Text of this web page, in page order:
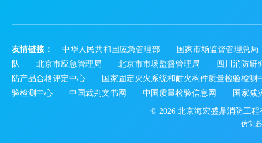
友情链接： 中华人民共和国应急管理部
国家市场监督管理总局
队
北京市应急管理局 北京市市场监督管理局
四川消防研
防产品合格评定中心
国家固定灭火系统和耐火构件质量检验检测
验检测中心
中国裁判文书网 中国质量检验信息网 国家减
© 2026 北京海宏盛鼎消防工
仿制